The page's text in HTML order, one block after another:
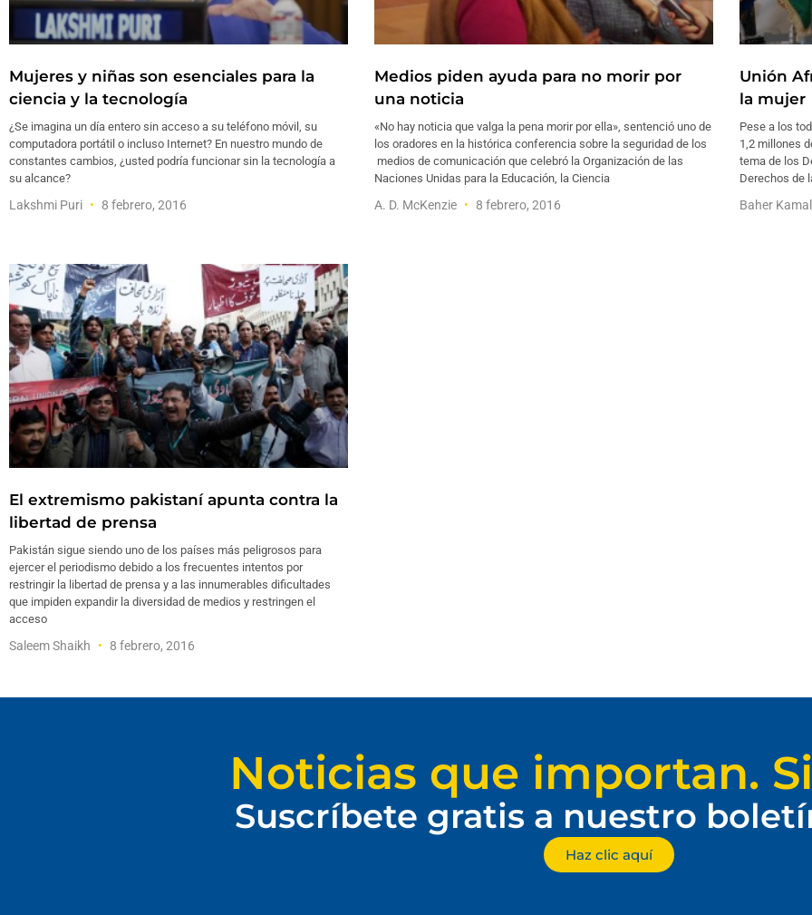
Mujeres y niñas son esenciales para la
ciencia y la tecnología
¿Se imagina un día entero sin acceso a su teléfono móvil, su
computadora portátil o incluso Internet? En nuestro mundo de
constantes cambios, ¿usted podría funcionar sin la tecnología a
su alcance?
Lakshmi Puri 8 febrero, 2016
Medios piden ayuda para no morir por
una noticia
«No hay noticia que valga la pena morir por ella», sentenció uno de
los oradores en la histórica conferencia sobre la seguridad de los
medios de comunicación que celebró la Organización de las
Naciones Unidas para la Educación, la Ciencia
A. D. McKenzie 8 febrero, 2016
Unión
la mujer
Pese a los
1,2 millones
tema de los
Derechos de
Baher Kamal
El extremismo pakistaní apunta contra la
libertad de prensa
Pakistán sigue siendo uno de los países más peligrosos para
ejercer el periodismo debido a los frecuentes intentos por
restringir la libertad de prensa y a las innumerables dificultades
que impiden expandir la diversidad de medios y restringen el
acceso
Saleem Shaikh 8 febrero, 2016
Noticias que importan.
Suscríbete gratis a nuestro
Haz clic aquí